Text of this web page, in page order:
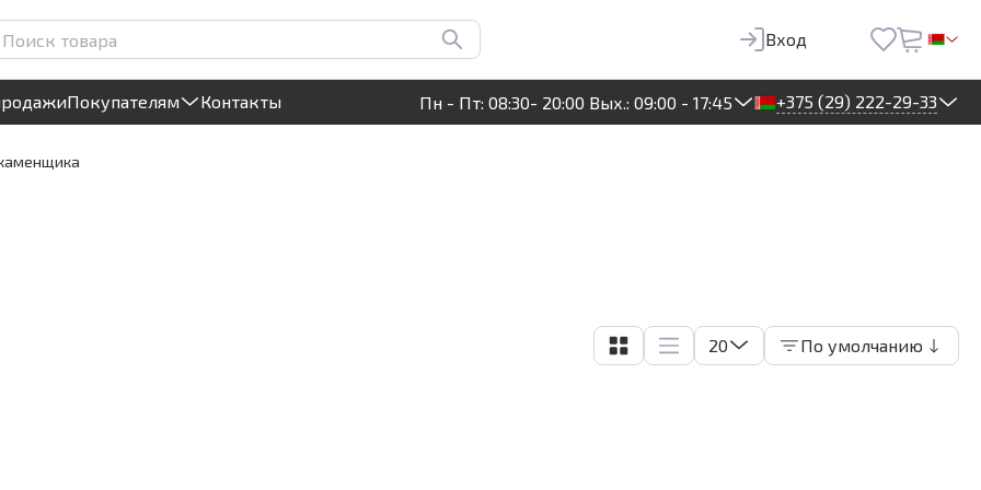
Круглосуточный! Прием заявок на сайте
Вход
Покупателям Контакты Пн - Пт: 08:30- 20:00 Вых.: 09:00 - 17:45 +375 (29) 222-29-33
20 По умолчанию